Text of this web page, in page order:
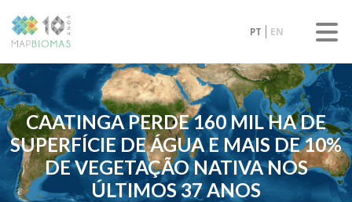
PT EN
CAATINGA PERDE 160 MIL HA DE
SUPERFÍCIE DE ÁGUA E MAIS DE 10%
DE VEGETAÇÃO NATIVA NOS
ÚLTIMOS 37 ANOS